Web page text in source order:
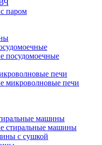
паром
посудомоечные
печи
микроволновые печи
машины
стиральные машины
с сушкой